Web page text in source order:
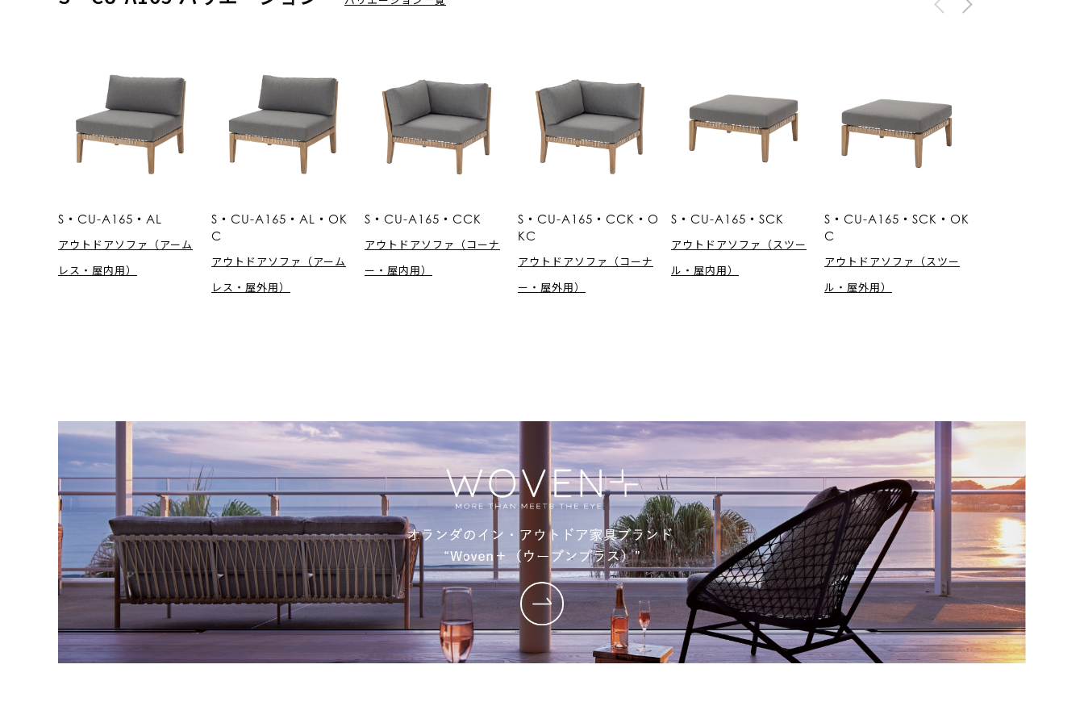
S・CU-A165・AL
アウトドアソファ（アーム
レス・屋内用）
S・CU-A165・AL・OK
C
アウトドアソファ（アーム
レス・屋外用）
S・CU-A165・CCK
アウトドアソファ（コーナ
ー・屋内用）
S・CU-A165・CCK・O
KC
アウトドアソファ（コーナ
ー・屋外用）
S・CU-A165・SCK
アウトドアソファ（スツー
ル・屋内用）
S・CU-A165・SCK・OK
C
アウトドアソファ（スツー
ル・屋外用）